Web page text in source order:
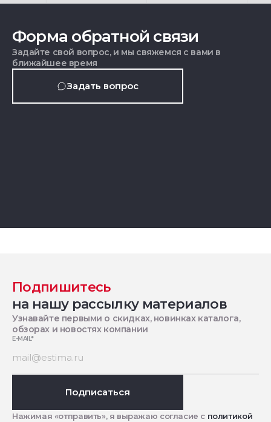
Форма обратной связи
Задайте свой вопрос, и мы свяжемся с вами в
ближайшее время
Задать вопрос
Подпишитесь
на нашу рассылку материалов
Узнавайте первыми о скидках, новинках каталога,
обзорах и новостях компании
E-MAIL*
Подписаться
Нажимая «отправить», я выражаю согласие с политикой